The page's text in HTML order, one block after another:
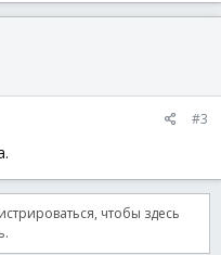
#3
чтобы здесь